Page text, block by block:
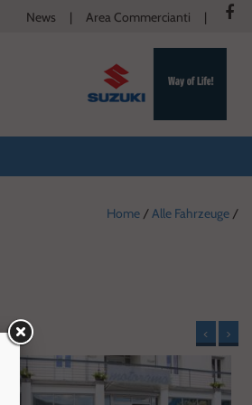
News Area Commercianti
Home /Alle Fahrzeuge /
< >